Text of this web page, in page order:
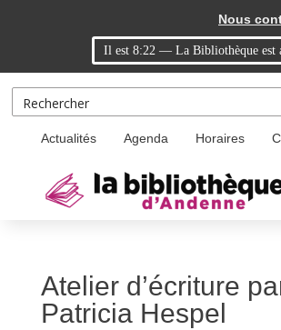
navigation
Nous
Il est 8:22 — La Bibliothèque est
Actualités Agenda Horaires
Atelier d’écriture
Patricia Hespel